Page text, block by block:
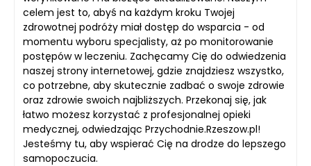
celem jest to, abyś na każdym kroku Twojej
zdrowotnej podróży miał dostęp do wsparcia - od
momentu wyboru specjalisty, aż po monitorowanie
postępów w leczeniu. Zachęcamy Cię do odwiedzenia
naszej strony internetowej, gdzie znajdziesz wszystko,
co potrzebne, aby skutecznie zadbać o swoje zdrowie
oraz zdrowie swoich najbliższych. Przekonaj się, jak
łatwo możesz korzystać z profesjonalnej opieki
medycznej, odwiedzając Przychodnie.Rzeszow.pl!
Jesteśmy tu, aby wspierać Cię na drodze do lepszego
samopoczucia.